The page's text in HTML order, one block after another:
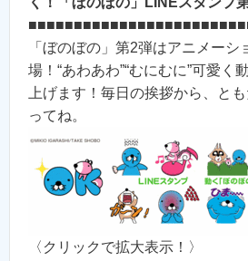
「ぼのぼの」第2弾はアニメーシ
場！“あわあわ”“むにむに”可愛く
上げます！毎日の挨拶から、と
ってね。
〈クリックで拡大表示！〉